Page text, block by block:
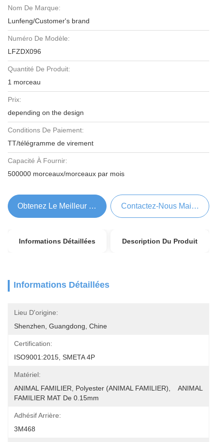
Nom De Marque:
Lunfeng/Customer's brand
Numéro De Modèle:
LFZDX096
Quantité De Produit:
1 morceau
Prix:
depending on the design
Conditions De Paiement:
TT/télégramme de virement
Capacité À Fournir:
500000 morceaux/morceaux par mois
Obtenez Le Meilleur Prix Contactez-Nous Maintenant
Informations Détaillées Description Du Produit
Informations Détaillées
Lieu D'origine:
Shenzhen, Guangdong, Chine
Certification:
ISO9001:2015, SMETA 4P
Matériel:
ANIMAL FAMILIER, Polyester (ANIMAL FAMILIER),    ANIMAL
FAMILIER MAT De 0.15mm
Adhésif Arrière:
3M468